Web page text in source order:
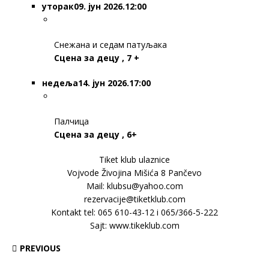
уторак09. јун 2026.12:00
Снежана и седам патуљака
Сцена за децу , 7 +
недеља14. јун 2026.17:00
Палчица
Сцена за децу , 6+
Tiket klub ulaznice
Vojvode Živojina Mišića 8 Pančevo
Mail: klubsu@yahoo.com
rezervacije@tiketklub.com
Kontakt tel: 065 610-43-12 i 065/366-5-222
Sajt: www.tikeklub.com
PREVIOUS